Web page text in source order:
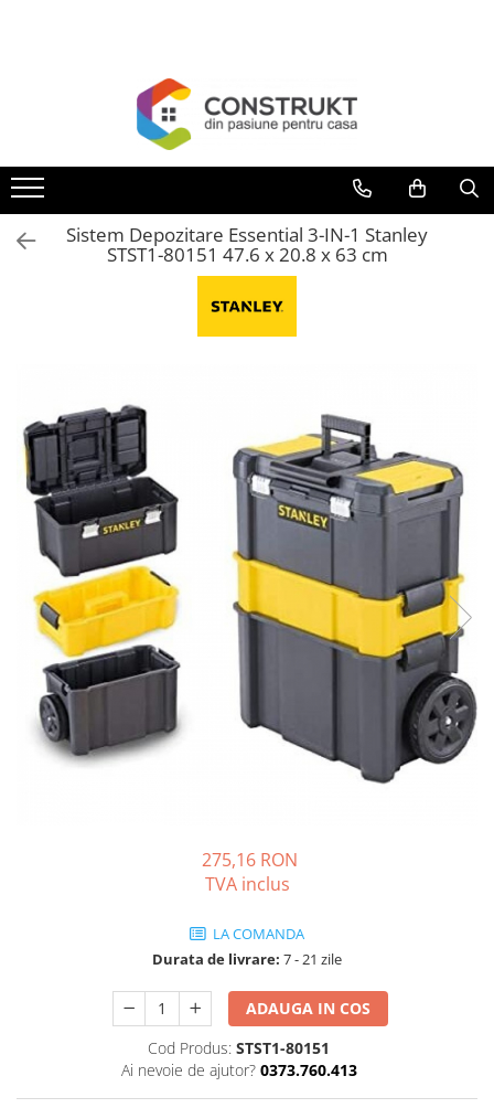
Termoseminee, seminee si sobe
Cazane pe combustibil solid
Cazane pe combustibil gazos/lichid
Aeroterme si destratificatoare de
Incalzire in pardoseala
Panouri radiante si incalzitoare cu
infrarosu
Solutii de curatare si tratare
Schimbatoare de caldura
Pompe de caldura
Contoare energie termica
Sisteme de degivrare
Incalzitoare pe motorina / gaz
Generatoare de abur
Distribuitoare si butelii de
egalizare
Detectoare si regulatoare de gaz si
Instant apa calda pe gaz / GPL
Panouri solare si fotovoltaice
Panouri solare cu tuburi vidate
Sistem Depozitare Essential 3-IN-1 Stanley
STST1-80151 47.6 x 20.8 x 63 cm
275,16 RON
TVA inclus
LA COMANDA
Durata de livrare: 7 - 21 zile
ADAUGA IN COS
Cod Produs: STST1-80151
Ai nevoie de ajutor? 0373.760.413